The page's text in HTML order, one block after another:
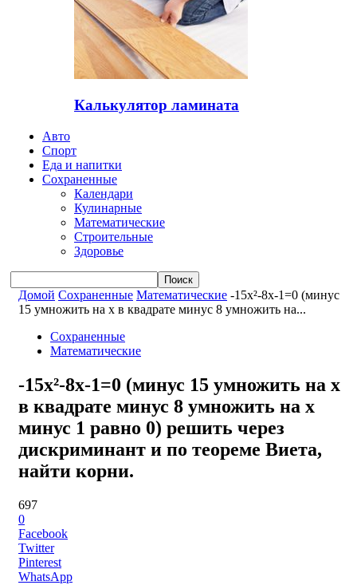
Калькулятор ламината
Авто
Спорт
Еда и напитки
Сохраненные
Календари
Кулинарные
Математические
Строительные
Здоровье
Домой Сохраненные Математические -15x²-8x-1=0 (минус
15 умножить на x в квадрате минус 8 умножить на...
Сохраненные
Математические
-15x²-8x-1=0 (минус 15 умножить на x
в квадрате минус 8 умножить на x
минус 1 равно 0) решить через
дискриминант и по теореме Виета,
найти корни.
697
0
Facebook
Twitter
Pinterest
WhatsApp